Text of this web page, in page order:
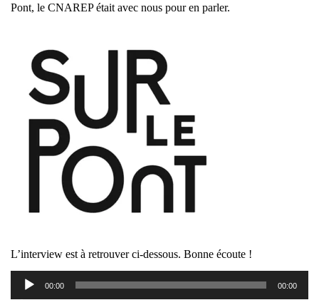
Pont, le CNAREPétait avec nous pour en parler.
L’interview est à retrouver ci-dessous. Bonne écoute !
Lecteur
audio
00:00 00:00